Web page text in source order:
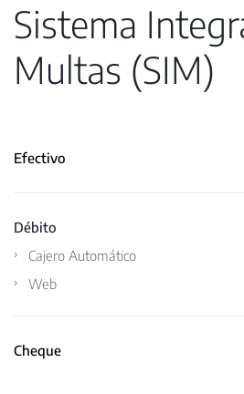
Sistema
Multas (SIM)
Efectivo
Débito
Cajero Automático
Web
Cheque